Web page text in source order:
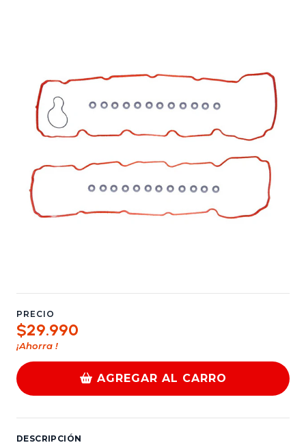
PRECIO
$29.990
¡Ahorra !
AGREGAR AL CARRO
DESCRIPCIÓN